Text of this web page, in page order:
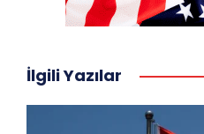
İlgili Yazılar